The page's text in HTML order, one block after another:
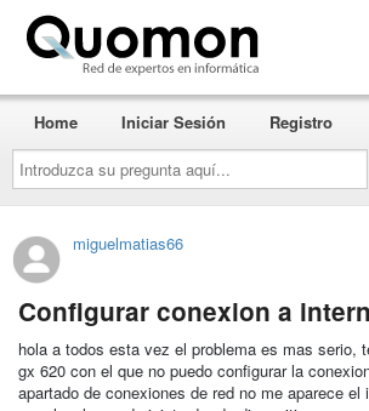
Introduzca
su
pregunta
aquí...
Home Iniciar Sesión Registro
miguelmatias66
Configurar conexion a
hola a todos esta vez el problema es mas serio,
gx 620 con el que no puedo configurar la
apartado de conexiones de red no me aparece el